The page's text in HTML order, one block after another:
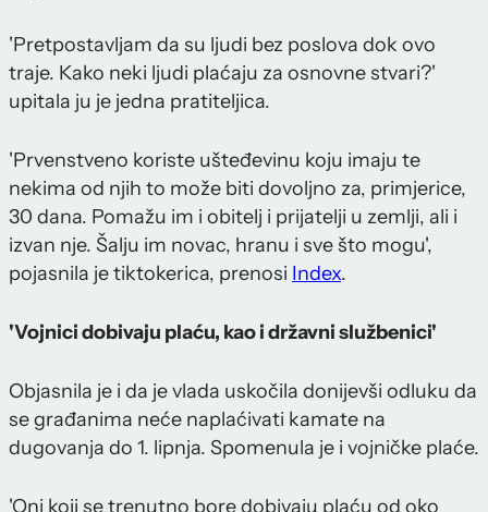
'Pretpostavljam da su ljudi bez poslova dok ovo
traje. Kako neki ljudi plaćaju za osnovne stvari?'
upitala ju je jedna pratiteljica.
'Prvenstveno koriste ušteđevinu koju imaju te
nekima od njih to može biti dovoljno za, primjerice,
30 dana. Pomažu im i obitelj i prijatelji u zemlji, ali i
izvan nje. Šalju im novac, hranu i sve što mogu',
pojasnila je tiktokerica, prenosi Index.
'Vojnici dobivaju plaću, kao i državni službenici'
Objasnila je i da je vlada uskočila donijevši odluku da
se građanima neće naplaćivati kamate na
dugovanja do 1. lipnja. Spomenula je i vojničke plaće.
'Oni koji se trenutno bore dobivaju plaću od oko